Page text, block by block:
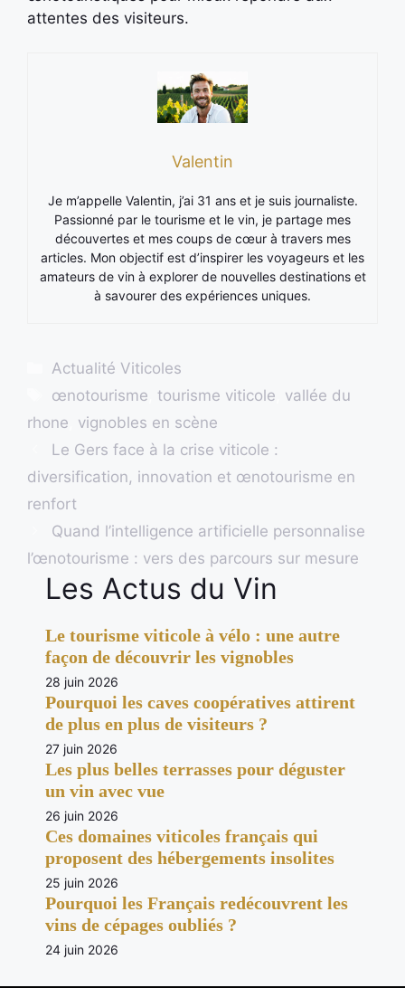
attentes des visiteurs.
Valentin
Je m’appelle Valentin, j’ai 31 ans et je suis journaliste.
Passionné par le tourisme et le vin, je partage mes
découvertes et mes coups de cœur à travers mes
articles. Mon objectif est d’inspirer les voyageurs et les
amateurs de vin à explorer de nouvelles destinations et
à savourer des expériences uniques.
Catégories
Actualité Viticoles
Étiquettes
œnotourisme ,tourisme viticole vallée du
rhone vignobles en scène
Le Gers face à la crise viticole :
diversification, innovation et œnotourisme en
renfort
Quand l’intelligence artificielle personnalise
l’œnotourisme : vers des parcours sur mesure
Les Actus du Vin
Le tourisme viticole à vélo : une autre
façon de découvrir les vignobles
28 juin 2026
Pourquoi les caves coopératives attirent
de plus en plus de visiteurs ?
27 juin 2026
Les plus belles terrasses pour déguster
un vin avec vue
26 juin 2026
Ces domaines viticoles français qui
proposent des hébergements insolites
25 juin 2026
Pourquoi les Français redécouvrent les
vins de cépages oubliés ?
24 juin 2026